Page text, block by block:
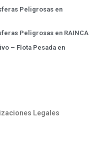
Peligrosas en
Peligrosas en RAINCA
– Flota Pesada en
Legales